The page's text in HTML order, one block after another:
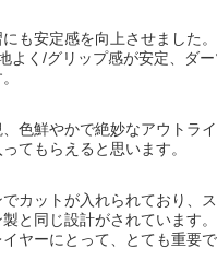
も安定感を向上させました。
よく/グリップ感が安定、ダ
色鮮やかで絶妙なアウトラ
てもらえると思います。
カットが入れられており、
と同じ設計がされています
ヤーにとって、とても重要で